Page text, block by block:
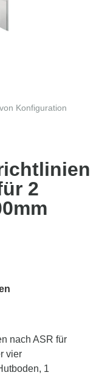
Konfiguration
2
nach ASR für
vier
1